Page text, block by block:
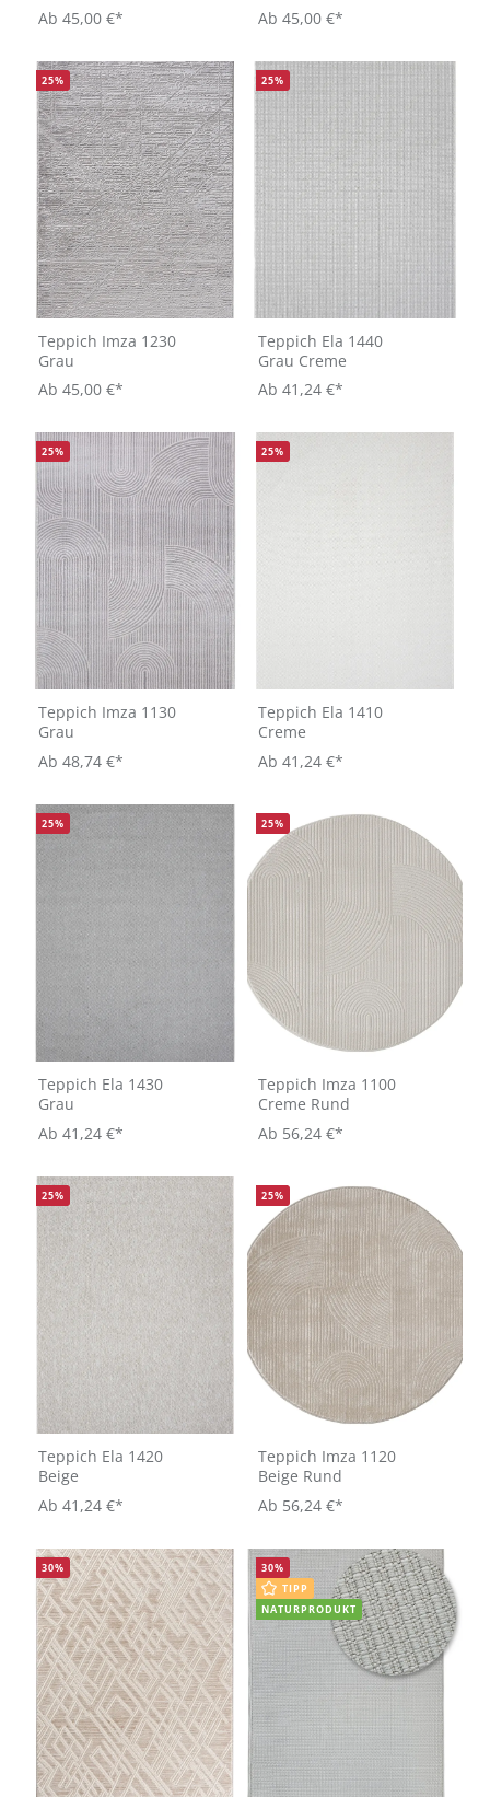
Ab 45,00 €*
Ab 45,00 €*
25%
Teppich Imza 1230
Grau
Ab 45,00 €*
25%
Teppich Ela 1440
Grau Creme
Ab 41,24 €*
25%
Teppich Imza 1130
Grau
Ab 48,74 €*
25%
Teppich Ela 1410
Creme
Ab 41,24 €*
25%
Teppich Ela 1430
Grau
Ab 41,24 €*
25%
Teppich Imza 1100
Creme Rund
Ab 56,24 €*
25%
Teppich Ela 1420
Beige
Ab 41,24 €*
25%
Teppich Imza 1120
Beige Rund
Ab 56,24 €*
30% 30%
TIPP
NATURPRODUKT